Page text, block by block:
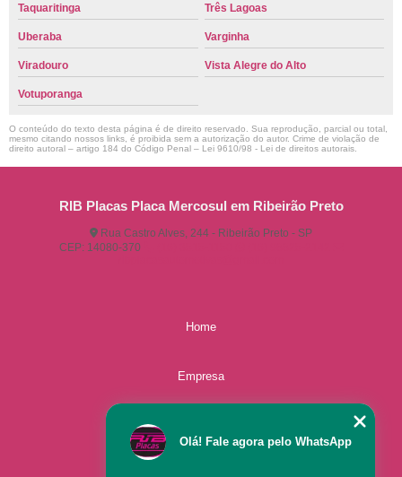
Taquaritinga Três Lagoas
Uberaba Varginha
Viradouro Vista Alegre do Alto
Votuporanga
O conteúdo do texto desta página é de direito reservado. Sua reprodução, parcial ou total,
mesmo citando nossos links, é proibida sem a autorização do autor. Crime de violação de
direito autoral – artigo 184 do Código Penal – Lei 9610/98 - Lei de direitos autorais
RIB Placas Placa Mercosul em Ribeirão Preto
Rua Castro Alves, 244 - Ribeirão Preto - SP
CEP: 14080-370
Home
Empresa
Olá! Fale agora pelo WhatsApp